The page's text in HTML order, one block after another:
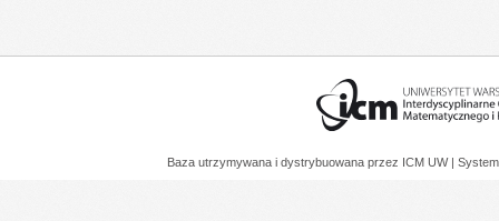
Baza utrzymywana i dystrybuowana przez ICM UW |